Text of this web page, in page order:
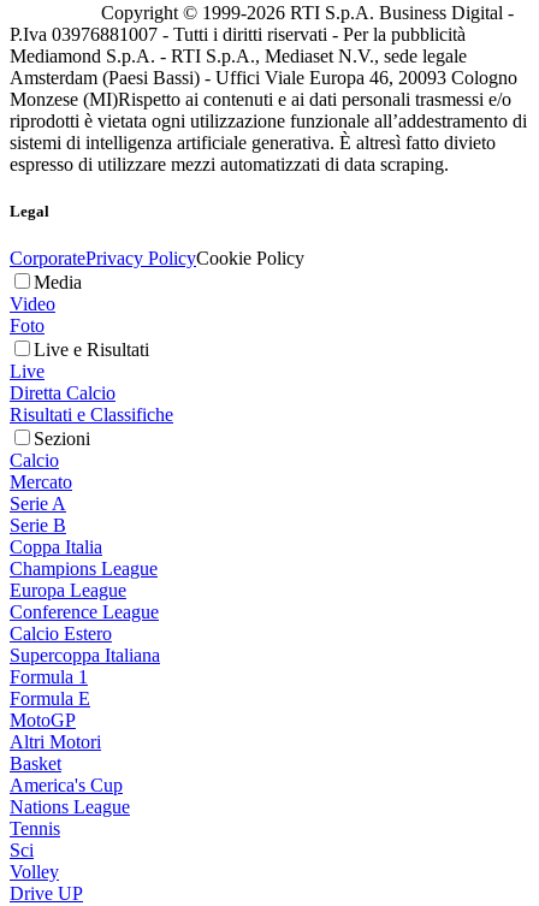
Copyright © 1999-2026 RTI S.p.A. Business Digital -
P.Iva 03976881007 - Tutti i diritti riservati - Per la pubblicità
Mediamond S.p.A. - RTI S.p.A., Mediaset N.V., sede legale
Amsterdam (Paesi Bassi) - Uffici Viale Europa 46, 20093 Cologno
Monzese (MI)Rispetto ai contenuti e ai dati personali trasmessi e/o
riprodotti è vietata ogni utilizzazione funzionale all’addestramento di
sistemi di intelligenza artificiale generativa. È altresì fatto divieto
espresso di utilizzare mezzi automatizzati di data scraping.
Legal
CorporatePrivacy PolicyCookie Policy
Media
Video
Foto
Live e Risultati
Live
Diretta Calcio
Risultati e Classifiche
Sezioni
Calcio
Mercato
Serie A
Serie B
Coppa Italia
Champions League
Europa League
Conference League
Calcio Estero
Supercoppa Italiana
Formula 1
Formula E
MotoGP
Altri Motori
Basket
America's Cup
Nations League
Tennis
Sci
Volley
Drive UP